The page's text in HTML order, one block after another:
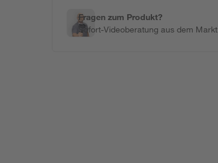
Fragen zum Produkt?
Sofort-Videoberatung aus dem Markt